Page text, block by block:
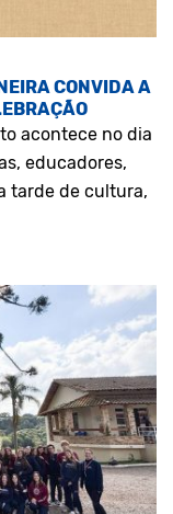
CONVIDA A
acontece no dia
educadores,
tarde de cultura,